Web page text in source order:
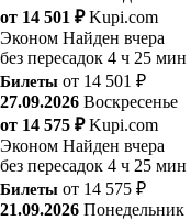
от 14 501 ₽ Kupi.com
Эконом Найден вчера
без пересадок 4 ч 25 мин
Билеты от 14 501 ₽
27.09.2026 Воскресенье
от 14 575 ₽ Kupi.com
Эконом Найден вчера
без пересадок 4 ч 25 мин
Билеты от 14 575 ₽
21.09.2026 Понедельник